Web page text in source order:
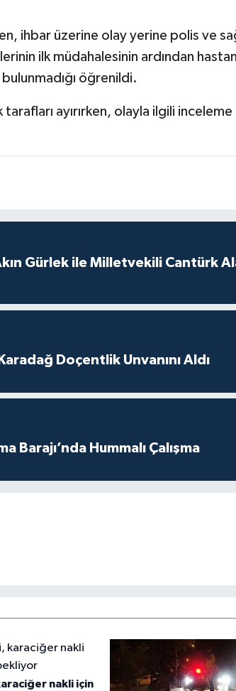
ihbar üzerine olay yerine polis ve
ilk müdahalesinin ardından
bulunmadığı öğrenildi.
ayırırken, olayla ilgili inceleme
Gürlek ile Milletvekili Cantürk
Doçentlik Unvanını Aldı
Barajı’nda Hummalı Çalışma
nakli için